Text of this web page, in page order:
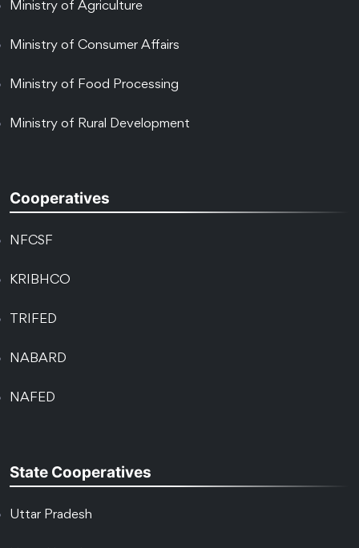
Ministry of Agriculture
Ministry of Consumer Affairs
Ministry of Food Processing
Ministry of Rural Development
Cooperatives
NFCSF
KRIBHCO
TRIFED
NABARD
NAFED
State Cooperatives
Uttar Pradesh